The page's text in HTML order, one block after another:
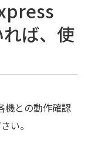
ば、使
機との動作確認
い。